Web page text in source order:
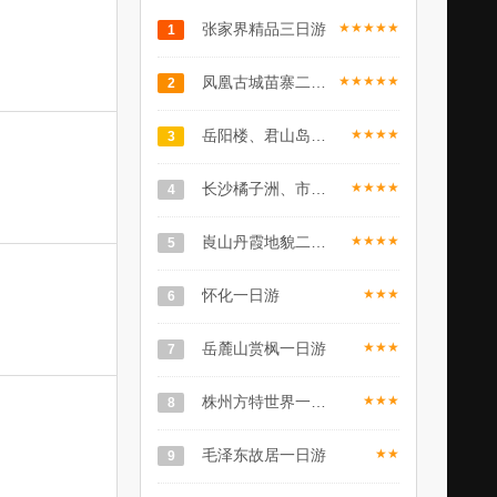
1 张家界精品三日游 ★★★★★
2 ★★★★★
3 ★★★★
4 ★★★★
5 ★★★★
6 怀化一日游 ★★★
7 岳麓山赏枫一日游 ★★★
8 ★★★
9 毛泽东故居一日游 ★★